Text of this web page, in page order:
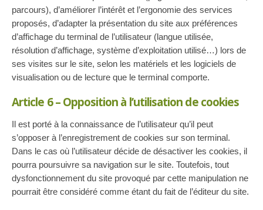
parcours), d’améliorer l’intérêt et l’ergonomie des services
proposés, d’adapter la présentation du site aux préférences
d’affichage du terminal de l’utilisateur (langue utilisée,
résolution d’affichage, système d’exploitation utilisé…) lors de
ses visites sur le site, selon les matériels et les logiciels de
visualisation ou de lecture que le terminal comporte.
Article 6 – Opposition à l’utilisation de cookies
Il est porté à la connaissance de l’utilisateur qu’il peut
s’opposer à l’enregistrement de cookies sur son terminal.
Dans le cas où l’utilisateur décide de désactiver les cookies, il
pourra poursuivre sa navigation sur le site. Toutefois, tout
dysfonctionnement du site provoqué par cette manipulation ne
pourrait être considéré comme étant du fait de l’éditeur du site.